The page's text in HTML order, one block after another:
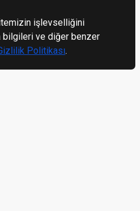
işlevselliğini
bilgileri ve diğer benzer
Politikası.